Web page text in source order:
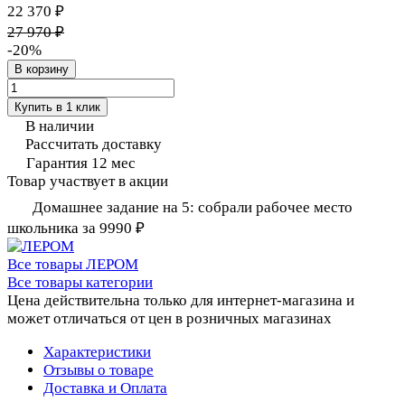
22 370 ₽
27 970 ₽
-20%
В корзину
Купить в 1 клик
В наличии
Рассчитать доставку
Гарантия 12 мес
Товар участвует в акции
Домашнее задание на 5: собрали рабочее место
школьника за 9990 ₽
Все товары ЛЕРОМ
Все товары категории
Цена действительна только для интернет-магазина и
может отличаться от цен в розничных магазинах
Характеристики
Отзывы о товаре
Доставка и Оплата